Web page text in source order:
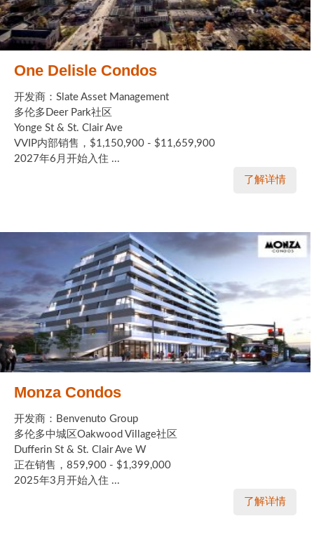
One Delisle Condos
开发商：Slate Asset Management
多伦多Deer Park社区
Yonge St & St. Clair Ave
VVIP内部销售，$1,150,900 - $11,659,900
2027年6月开始入住 ...
了解详情
Monza Condos
开发商：Benvenuto Group
多伦多中城区Oakwood Village社区
Dufferin St & St. Clair Ave W
正在销售，859,900 - $1,399,000
2025年3月开始入住 ...
了解详情